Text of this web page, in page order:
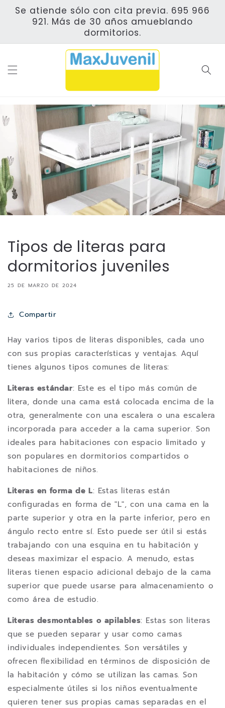
directamente
al contenido
Se atiende sólo con cita previa. 695 966
921. Más de 30 años amueblando
dormitorios.
Tipos de literas para
dormitorios juveniles
25 DE MARZO DE 2024
Compartir
Hay varios tipos de literas disponibles, cada uno
con sus propias características y ventajas. Aquí
tienes algunos tipos comunes de literas:
Literas estándar: Este es el tipo más común de
litera, donde una cama está colocada encima de la
otra, generalmente con una escalera o una escalera
incorporada para acceder a la cama superior. Son
ideales para habitaciones con espacio limitado y
son populares en dormitorios compartidos o
habitaciones de niños.
Literas en forma de L: Estas literas están
configuradas en forma de "L", con una cama en la
parte superior y otra en la parte inferior, pero en
ángulo recto entre sí. Esto puede ser útil si estás
trabajando con una esquina en tu habitación y
deseas maximizar el espacio. A menudo, estas
literas tienen espacio adicional debajo de la cama
superior que puede usarse para almacenamiento o
como área de estudio.
Literas desmontables o apilables: Estas son literas
que se pueden separar y usar como camas
individuales independientes. Son versátiles y
ofrecen flexibilidad en términos de disposición de
la habitación y cómo se utilizan las camas. Son
especialmente útiles si los niños eventualmente
quieren tener sus propias camas separadas en el